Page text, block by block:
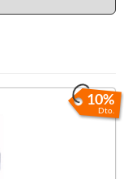
10%
Dto.